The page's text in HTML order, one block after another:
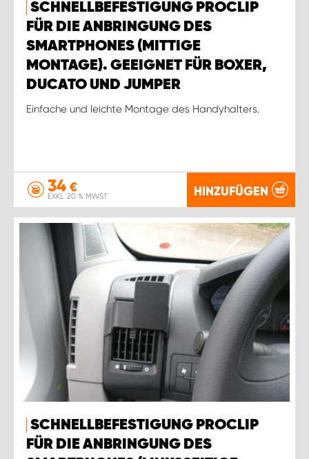
SCHNELLBEFESTIGUNG PROCLIP
FÜR DIE ANBRINGUNG DES
SMARTPHONES (MITTIGE
MONTAGE). GEEIGNET FÜR BOXER,
DUCATO UND JUMPER
Einfache und leichte Montage des Handyhalters.
34 €
EXKL. 20 % MWST. HINZUFÜGEN
SCHNELLBEFESTIGUNG PROCLIP
FÜR DIE ANBRINGUNG DES